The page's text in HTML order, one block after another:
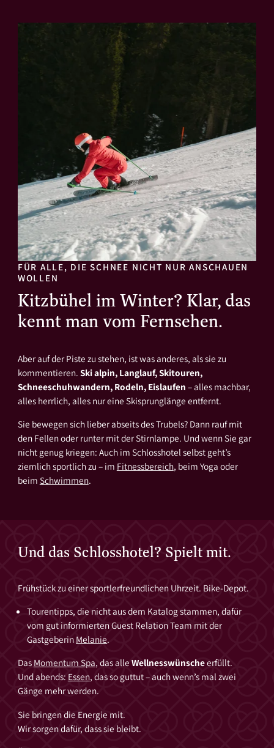
FÜR ALLE, DIE SCHNEE NICHT NUR ANSCHAUEN
WOLLEN
Kitzbühel im Winter? Klar, das
kennt man vom Fernsehen.
Aber auf der Piste zu stehen, ist was anderes, als sie zu
kommentieren. Ski alpin, Langlauf, Skitouren,
Schneeschuhwandern, Rodeln, Eislaufen – alles machbar,
alles herrlich, alles nur eine Skisprunglänge entfernt.
Sie bewegen sich lieber abseits des Trubels? Dann rauf mit
den Fellen oder runter mit der Stirnlampe. Und wenn Sie gar
nicht genug kriegen: Auch im Schlosshotel selbst geht’s
ziemlich sportlich zu – im Fitnessbereich, beim Yoga oder
beim Schwimmen.
Und das Schlosshotel? Spielt mit.
Frühstück zu einer sportlerfreundlichen Uhrzeit. Bike-Depot.
Tourentipps, die nicht aus dem Katalog stammen, dafür
vom gut informierten Guest Relation Team mit der
Gastgeberin Melanie.
Das Momentum Spa, das alle Wellnesswünscheerfüllt.
Und abends: Essen, das so guttut – auch wenn’s mal zwei
Gänge mehr werden.
Sie bringen die Energie mit.
Wir sorgen dafür, dass sie bleibt.